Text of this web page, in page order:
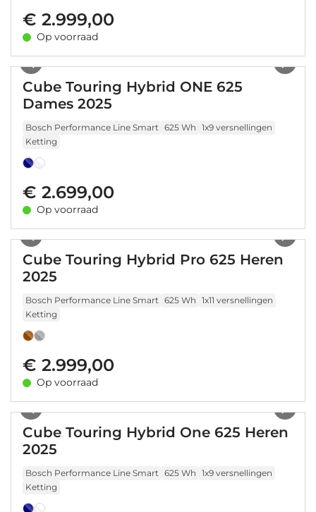
€ 2.999,00
Op voorraad
Cube Touring Hybrid ONE 625
Dames 2025
Bosch Performance Line Smart 625 Wh 1x9 versnellingen
Ketting
€ 2.699,00
Op voorraad
Cube Touring Hybrid Pro 625 Heren
2025
Bosch Performance Line Smart 625 Wh 1x11 versnellingen
Ketting
€ 2.999,00
Op voorraad
Cube Touring Hybrid One 625 Heren
2025
Bosch Performance Line Smart 625 Wh 1x9 versnellingen
Ketting